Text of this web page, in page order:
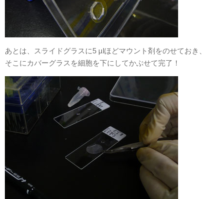
あとは、スライドグラスに5 µlほどマウント剤をのせておき、
そこにカバーグラスを細胞を下にしてかぶせて完了！